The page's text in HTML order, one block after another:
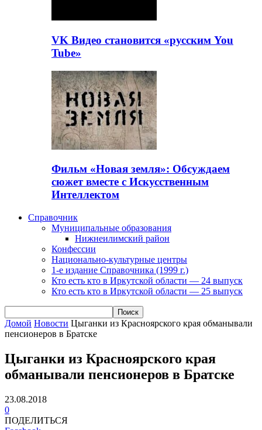
VK Видео становится «русским You
Tube»
Фильм «Новая земля»: Обсуждаем
сюжет вместе с Искусственным
Интеллектом
Справочник
Муниципальные образования
Нижнеилимский район
Конфессии
Национально-культурные центры
1-е издание Справочника (1999 г.)
Кто есть кто в Иркутской области — 24 выпуск
Кто есть кто в Иркутской области — 25 выпуск
Домой Новости Цыганки из Красноярского края обманывали
пенсионеров в Братске
Цыганки из Красноярского края
обманывали пенсионеров в Братске
23.08.2018
0
ПОДЕЛИТЬСЯ